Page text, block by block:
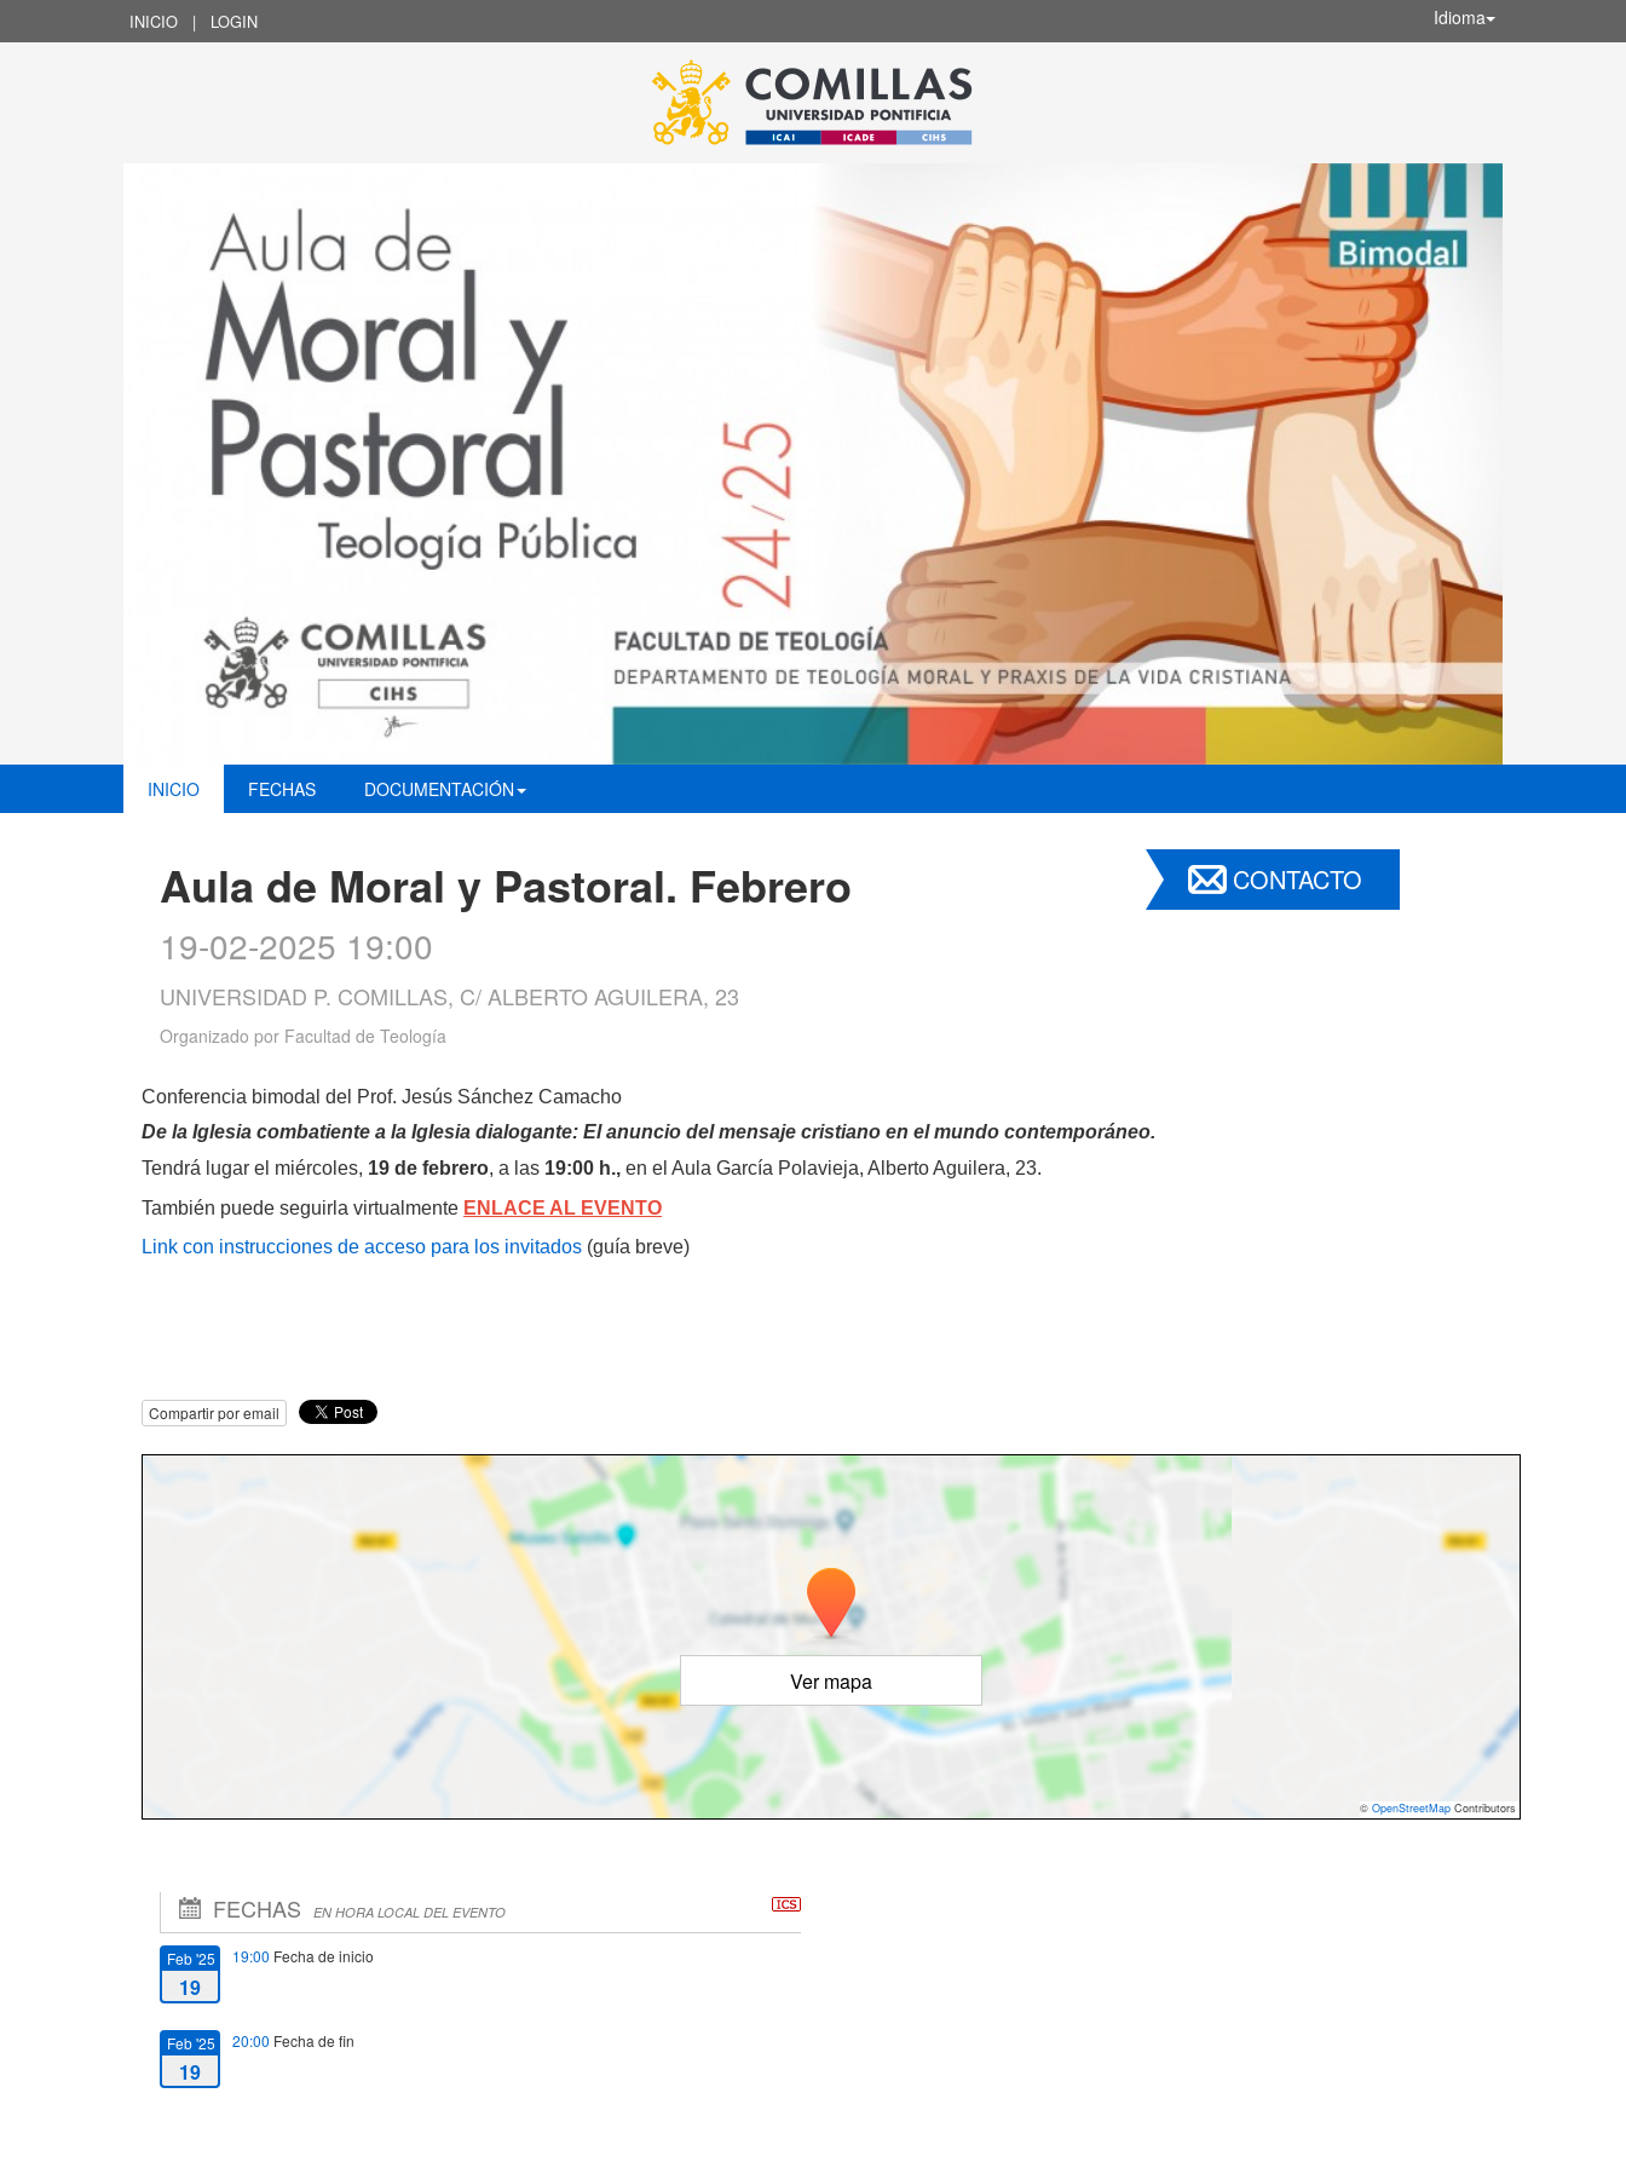
INICIO | LOGIN Idioma
INICIO FECHAS DOCUMENTACIÓN
Aula de Moral y Pastoral. Febrero
19-02-2025 19:00
UNIVERSIDAD P. COMILLAS, C/ ALBERTO AGUILERA, 23
Organizado por Facultad de Teología
CONTACTO
Conferencia bimodal del Prof. Jesús Sánchez Camacho
De la Iglesia combatiente a la Iglesia dialogante: El anuncio del mensaje cristiano en el mundo contemporáneo.
Tendrá lugar el miércoles, 19 de febrero, a las 19:00 h., en el Aula García Polavieja, Alberto Aguilera, 23.
También puede seguirla virtualmente ENLACE AL EVENTO
Link con instrucciones de acceso para los invitados (guía breve)
Compartir por email
Ver mapa
© OpenStreetMap Contributors
FECHAS EN HORA LOCAL DEL EVENTO
Feb '25
19
19:00 Fecha de inicio
Feb '25
19
20:00 Fecha de fin